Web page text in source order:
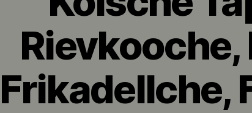
Rievkooche,
Frikadellche,